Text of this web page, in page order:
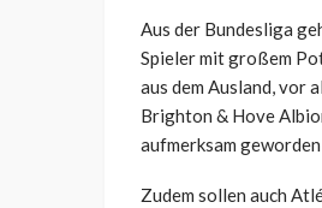
Aus der Bundesliga
Spieler mit großem
aus dem Ausland, vor
Brighton & Hove
aufmerksam
Zudem sollen auch